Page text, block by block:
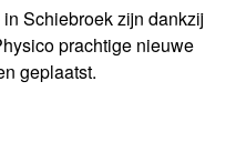
Schiebroek zijn dankzij
prachtige nieuwe
geplaatst.